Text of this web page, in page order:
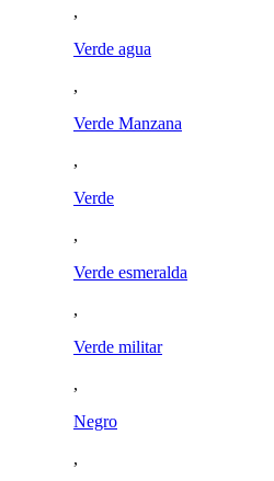
,
Verde agua
,
Verde Manzana
,
Verde
,
Verde esmeralda
,
Verde militar
,
Negro
,